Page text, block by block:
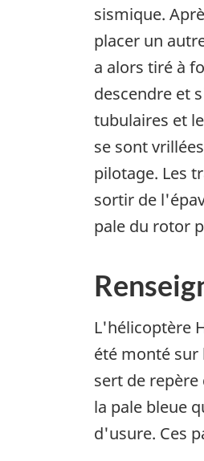
sismique.
placer un
a alors tiré à
descendre et
tubulaires et
se sont
pilotage. Les
sortir de
pale du rotor
L'hélicoptère
été monté sur
sert de
la pale bleue
d'usure. Ces